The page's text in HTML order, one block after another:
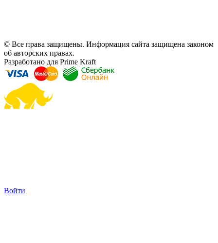
© Все права защищены. Информация сайта защищена законом
об авторских правах.
Разработано для Prime Kraft
Войти